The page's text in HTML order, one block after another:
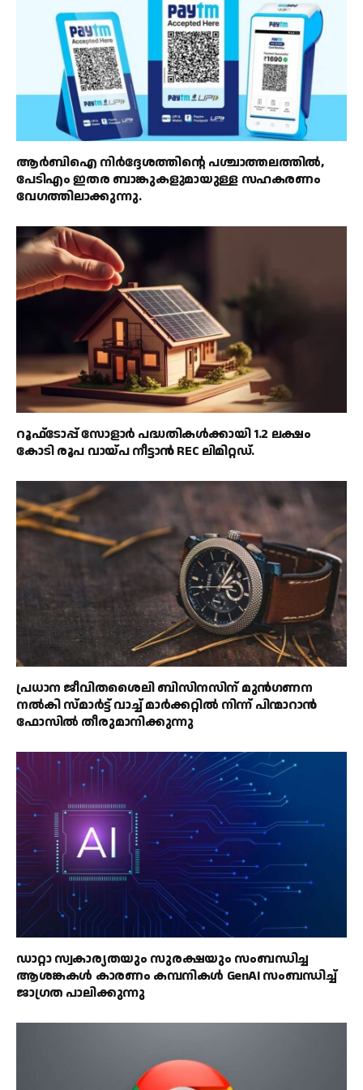
ആർബിഐ നിർദ്ദേശത്തിൻ്റെ പശ്ചാത്തലത്തിൽ,
പേടിഎം ഇതര ബാങ്കുകളുമായുള്ള സഹകരണം
വേഗത്തിലാക്കുന്നു.
റൂഫ്‌ടോപ്പ് സോളാർ പദ്ധതികൾക്കായി 1.2 ലക്ഷം
കോടി രൂപ വായ്പ നീട്ടാൻ REC ലിമിറ്റഡ്.
പ്രധാന ജീവിതശൈലി ബിസിനസിന് മുൻഗണന
നൽകി സ്മാർട്ട് വാച്ച് മാർക്കറ്റിൽ നിന്ന് പിന്മാറാൻ
ഫോസിൽ തീരുമാനിക്കുന്നു
ഡാറ്റാ സ്വകാര്യതയും സുരക്ഷയും സംബന്ധിച്ച
ആശങ്കകൾ കാരണം കമ്പനികൾ GenAI സംബന്ധിച്ച്
ജാഗ്രത പാലിക്കുന്നു